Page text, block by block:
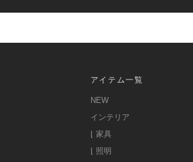
アイテム一覧
NEW
インテリア
⌊ 家具
⌊ 照明